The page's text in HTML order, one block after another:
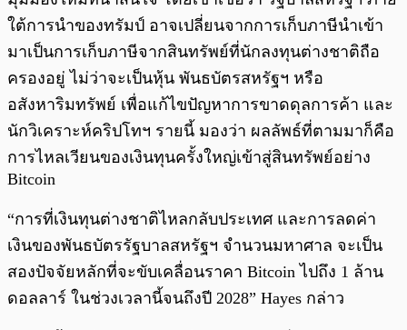
ใต้การนำของทรัมป์ อาจเปลี่ยนจากการเก็บภาษีนำเข้า
มาเป็นการเก็บภาษีจากสินทรัพย์ที่นักลงทุนต่างชาติถือ
ครองอยู่ ไม่ว่าจะเป็นหุ้น พันธบัตรสหรัฐฯ หรือ
อสังหาริมทรัพย์ เพื่อแก้ไขปัญหาการขาดดุลการค้า และ
นักวิเคราะห์คริปโทฯ รายนี้ มองว่า ผลลัพธ์ที่ตามมาก็คือ
การไหลเวียนของเงินทุนครั้งใหญ่เข้าสู่สินทรัพย์อย่าง
Bitcoin
“การที่เงินทุนต่างชาติไหลกลับประเทศ และการลดค่า
เงินของพันธบัตรรัฐบาลสหรัฐฯ จำนวนมหาศาล จะเป็น
สองปัจจัยหลักที่จะขับเคลื่อนราคา Bitcoin ไปถึง 1 ล้าน
ดอลลาร์ ในช่วงเวลานี้จนถึงปี 2028” Hayes กล่าว